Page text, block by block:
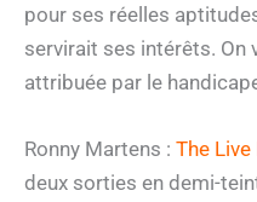
pour ses réelles
servirait ses intérêts. On
attribuée par le
Ronny Martens : The
deux sorties en demi-